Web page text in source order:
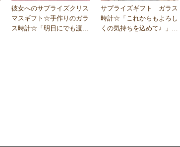
彼女へのサプライズクリス
マスギフト☆手作りのガラ
ス時計☆「明日にでも渡し
サプライズギフト　ガラス
時計☆「これからもよろし
くの気持ちを込めて♩」